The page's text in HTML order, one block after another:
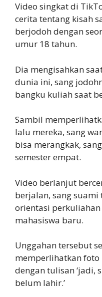
Video singkat di
cerita tentang kisah
berjodoh dengan
umur 18 tahun.
Dia mengisahkan
dunia ini, sang
bangku kuliah saat
Sambil
lalu mereka, sang
bisa merangkak,
semester empat.
Video berlanjut
berjalan, sang
orientasi
mahasiswa baru.
Unggahan tersebut
memperlihatkan foto
dengan tulisan ‘jadi,
belum lahir.’